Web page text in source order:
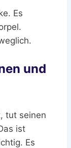
Es
und
tut seinen
ist
Es